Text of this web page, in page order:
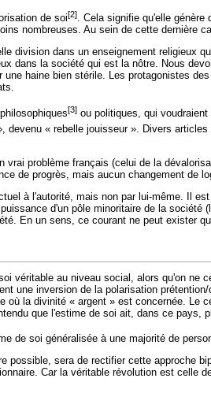
de soi[2]. Cela signifie qu'elle
nombreuses. Au sein de cette dernière
division dans un enseignement
dans la société qui est la nôtre. Nous
haine bien stérile. Les protagonistes
[3] ou politiques, qui
devenu « rebelle jouisseur ». Divers
vrai problème français (celui de la
de progrès, mais aucun changement de
à l'autorité, mais non par lui-même. Il
d'un pôle minoritaire de la
En un sens, ce courant ne peut exister
véritable au niveau social, alors qu'on
une inversion de la polarisation
où la divinité « argent » est concernée.
que l'estime de soi ait, dans ce pays,
de soi généralisée à une majorité de
possible, sera de rectifier cette approche
Car la véritable révolution est celle